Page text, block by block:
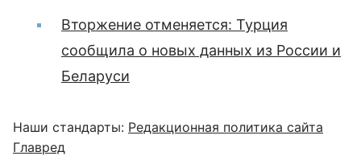
Вторжение отменяется: Турция
сообщила о новых данных из России и
Беларуси
Наши стандарты: Редакционная политика сайта
Главред